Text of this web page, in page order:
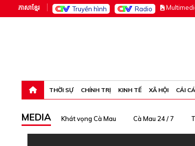
ភាសាខ្មែរ Truyền hình Radio M
THỜI SỰ CHÍNH TRỊ KINH TẾ XÃ HỘI CẢI
MEDIA Khát vọng Cà Mau Cà Mau 24 / 7